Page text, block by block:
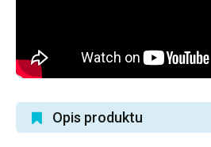
Opis produktu